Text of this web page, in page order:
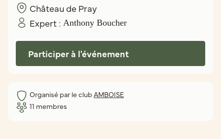
Château de Pray
Expert : Anthony Boucher
Participer à l'événement
Organisé par le club AMBOISE
11 membres